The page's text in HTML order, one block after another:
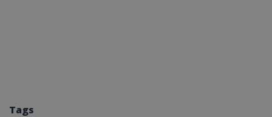
Tags